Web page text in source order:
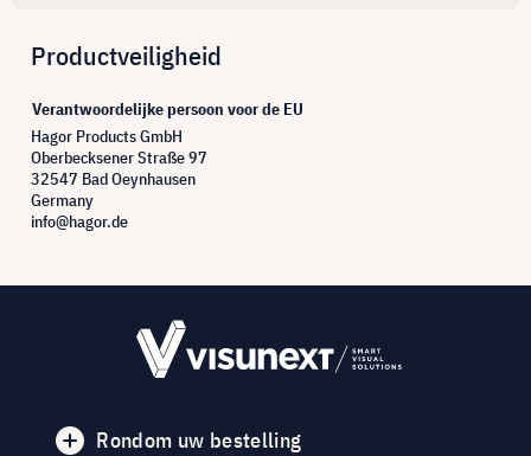
Productveiligheid
Verantwoordelijke persoon voor de EU
Hagor Products GmbH
Oberbecksener Straße 97
32547 Bad Oeynhausen
Germany
info@hagor.de
Rondom uw bestelling